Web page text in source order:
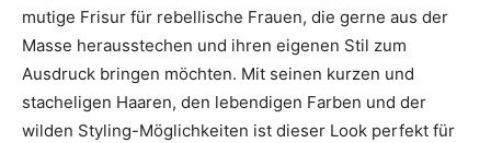
mutige Frisur für rebellische Frauen, die gerne aus der
Masse herausstechen und ihren eigenen Stil zum
Ausdruck bringen möchten. Mit seinen kurzen und
stacheligen Haaren, den lebendigen Farben und der
wilden Styling-Möglichkeiten ist dieser Look perfekt für